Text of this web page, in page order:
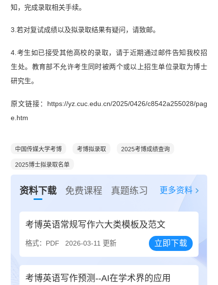
知，完成录取相关手续。
3.若对复试成绩以及拟录取结果有疑问，请致邮。
4.考生如已接受其他高校的录取，请于近期通过邮件告知我校招
生处。教育部不允许考生同时被两个或以上招生单位录取为博士
研究生。
原文链接：https://yz.cuc.edu.cn/2025/0426/c8542a255028/pag
e.htm
中国传媒大学考博 考博拟录取 2025考博成绩查询
2025博士拟录取名单
资料下载 免费课程 真题练习 更多资料
考博英语常规写作六大类模板及范文
格式：PDF 2026-03-11 更新 立即下载
考博英语写作预测--AI在学术界的应用